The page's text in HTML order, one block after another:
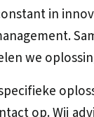
in
we